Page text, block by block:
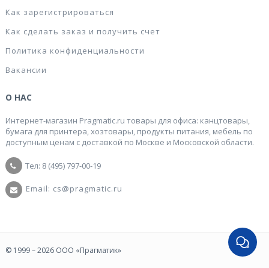
Как зарегистрироваться
Как сделать заказ и получить счет
Политика конфиденциальности
Вакансии
О НАС
Интернет-магазин Pragmatic.ru товары для офиса: канцтовары,
бумага для принтера, хозтовары, продукты питания, мебель по
доступным ценам с доставкой по Москве и Московской области.
Тел: 8 (495) 797-00-19
Email: cs@pragmatic.ru
© 1999 – 2026 ООО «Прагматик»